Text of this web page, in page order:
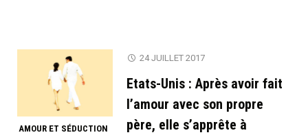
AMOUR ET SÉDUCTION
24 JUILLET 2017
Etats-Unis : Après avoir fait
l’amour avec son propre
père, elle s’apprête à